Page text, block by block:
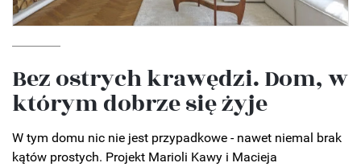
Bez ostrych krawędzi. Dom, w
którym dobrze się żyje
W tym domu nic nie jest przypadkowe - nawet niemal brak
kątów prostych. Projekt Marioli Kawy i Macieja